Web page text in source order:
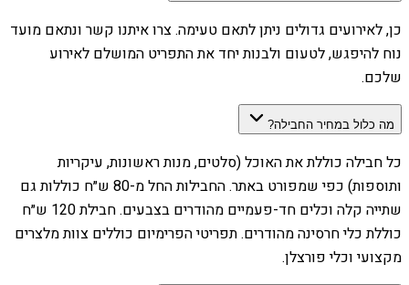
כן, לאירועים גדולים ניתן לתאם טעימה. צרו איתנו קשר ונתאם מועד
נוח להיפגש, לטעום ולבנות יחד את התפריט המושלם לאירוע
שלכם.
מה כלול במחיר החבילה?
כל חבילה כוללת את האוכל (סלטים, מנות ראשונות, עיקריות
ותוספות) כפי שמפורט באתר. החבילות החל מ-80 ש״ח כוללות גם
שתייה קלה וכלים חד-פעמיים מהודרים בצבעים. חבילת 120 ש״ח
כוללת כלי חרסינה מהודרים. תפריטי הפרימיום כוללים צוות מלצרים
מקצועי וכלי פורצלן.